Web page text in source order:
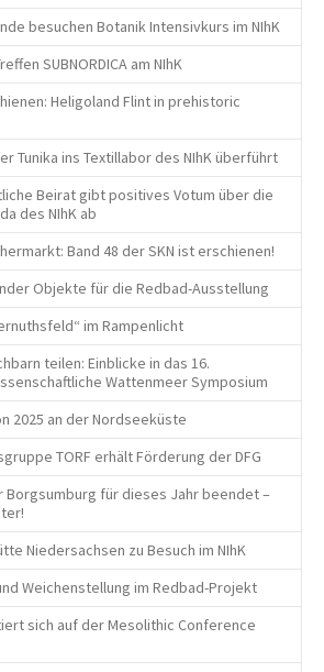
besuchen Botanik Intensivkurs im NIhK
SUBNORDICA am NIhK
Heligoland Flint in prehistoric
Tunika ins Textillabor des NIhK überführt
Beirat gibt positives Votum über die
des NIhK ab
Band 48 der SKN ist erschienen!
Objekte für die Redbad-Ausstellung
im Rampenlicht
teilen: Einblicke in das 16.
Wattenmeer Symposium
2025 an der Nordseeküste
TORF erhält Förderung der DFG
Borgsumburg für dieses Jahr beendet –
Niedersachsen zu Besuch im NIhK
Weichenstellung im Redbad-Projekt
sich auf der Mesolithic Conference